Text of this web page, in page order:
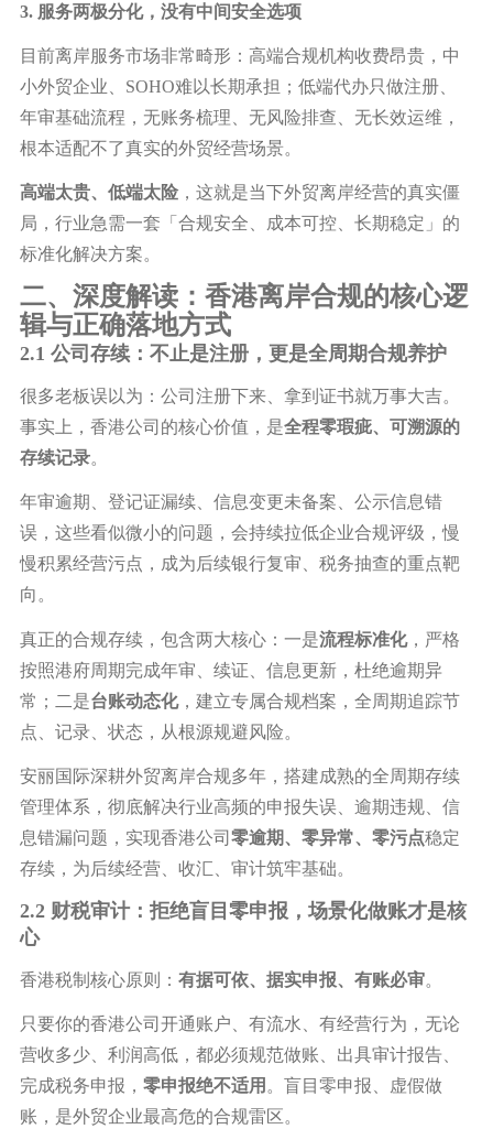
3. 服务两极分化，没有中间安全选项
目前离岸服务市场非常畸形：高端合规机构收费昂贵，中
小外贸企业、 SOHO难以长期承担；低端代办只做注册、
年审基础流程，无账务梳理、无风险排查、无长效运维，
根本适配不了真实的外贸经营场景。
高端太贵、低端太险，这就是当下外贸离岸经营的真实僵
局，行业急需一套「合规安全、成本可控、长期稳定」的
标准化解决方案。
二、深度解读：香港离岸合规的核心逻
辑与正确落地方式
2.1 公司存续：不止是注册，更是全周期合规养护
很多老板误以为：公司注册下来、拿到证书就万事大吉。
事实上，香港公司的核心价值，是全程零瑕疵、可溯源的
存续记录。
年审逾期、登记证漏续、信息变更未备案、公示信息错
误，这些看似微小的问题，会持续拉低企业合规评级，慢
慢积累经营污点，成为后续银行复审、税务抽查的重点靶
向。
真正的合规存续，包含两大核心：一是流程标准化，严格
按照港府周期完成年审、续证、信息更新，杜绝逾期异
常；二是台账动态化，建立专属合规档案，全周期追踪节
点、记录、状态，从根源规避风险。
安丽国际深耕外贸离岸合规多年，搭建成熟的全周期存续
管理体系，彻底解决行业高频的申报失误、逾期违规、信
息错漏问题，实现香港公司 零逾期、零异常、零污点稳定
存续，为后续经营、收汇、审计筑牢基础。
2.2 财税审计：拒绝盲目零申报，场景化做账才是核
心
香港税制核心原则： 有据可依、据实申报、有账必审。
只要你的香港公司开通账户、有流水、有经营行为，无论
营收多少、利润高低，都必须规范做账、出具审计报告、
完成税务申报， 零申报绝不适用 。盲目零申报、虚假做
账，是外贸企业最高危的合规雷区。